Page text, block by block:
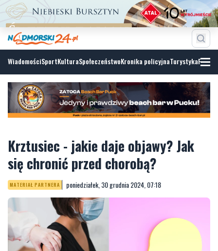
WiadomościSportKulturaSpołeczeństwoKronika policyjnaTurystyka
Krztusiec - jakie daje objawy? Jak
MATERIAŁ PARTNERA poniedziałek, 30 grudnia 2024, 07:18